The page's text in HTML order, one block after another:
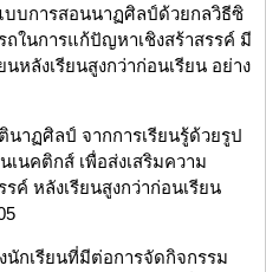
บการสอนนาฏศิลป์ด้วยกลวิธีซิ
ถในการแก้ปัญหาเชิงสร้าสรรค์ มี
หลังเรียนสูงกว่าก่อนเรียน อย่าง
นาฏศิลป์ จากการเรียนรู้ด้วยรูป
นคติกส์ เพื่อส่งเสริมความ
ค์ หลังเรียนสูงกว่าก่อนเรียน
นักเรียนที่มีต่อการจัดกิจกรรม